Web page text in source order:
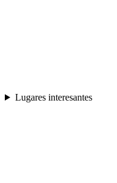
Lugares interesantes